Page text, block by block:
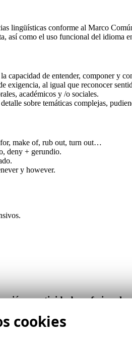
lingüísticas conforme al Marco
así como el uso funcional del idioma
de entender, componer y
exigencia, al igual que reconocer
académicos y /o sociales.
sobre temáticas complejas,
make of, rub out, turn out…
deny + gerundio.
y however.
y actividad profesional
yacompañamiento
constante. El
cookies